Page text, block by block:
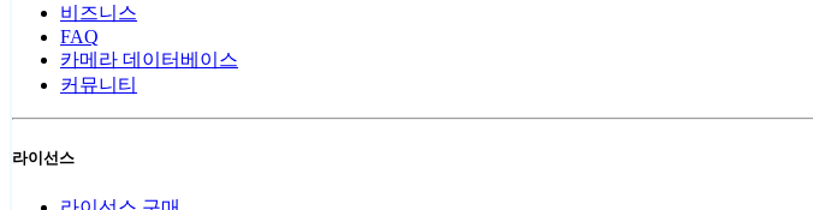
비즈니스
FAQ
카메라 데이터베이스
커뮤니티
라이선스